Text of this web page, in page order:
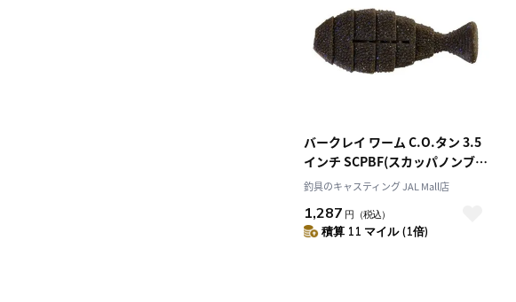
バークレイ ワーム C.O.タン 3.5
インチ SCPBF(スカッパノンブル
ーフレック)
釣具のキャスティング JAL Mall店
1,287 円 （税込）
積算 11 マイル (1倍)